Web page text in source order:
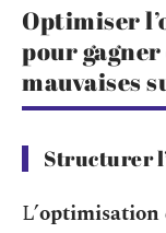
Optimiser
pour
mauvaises
Structurer
L’optimisation